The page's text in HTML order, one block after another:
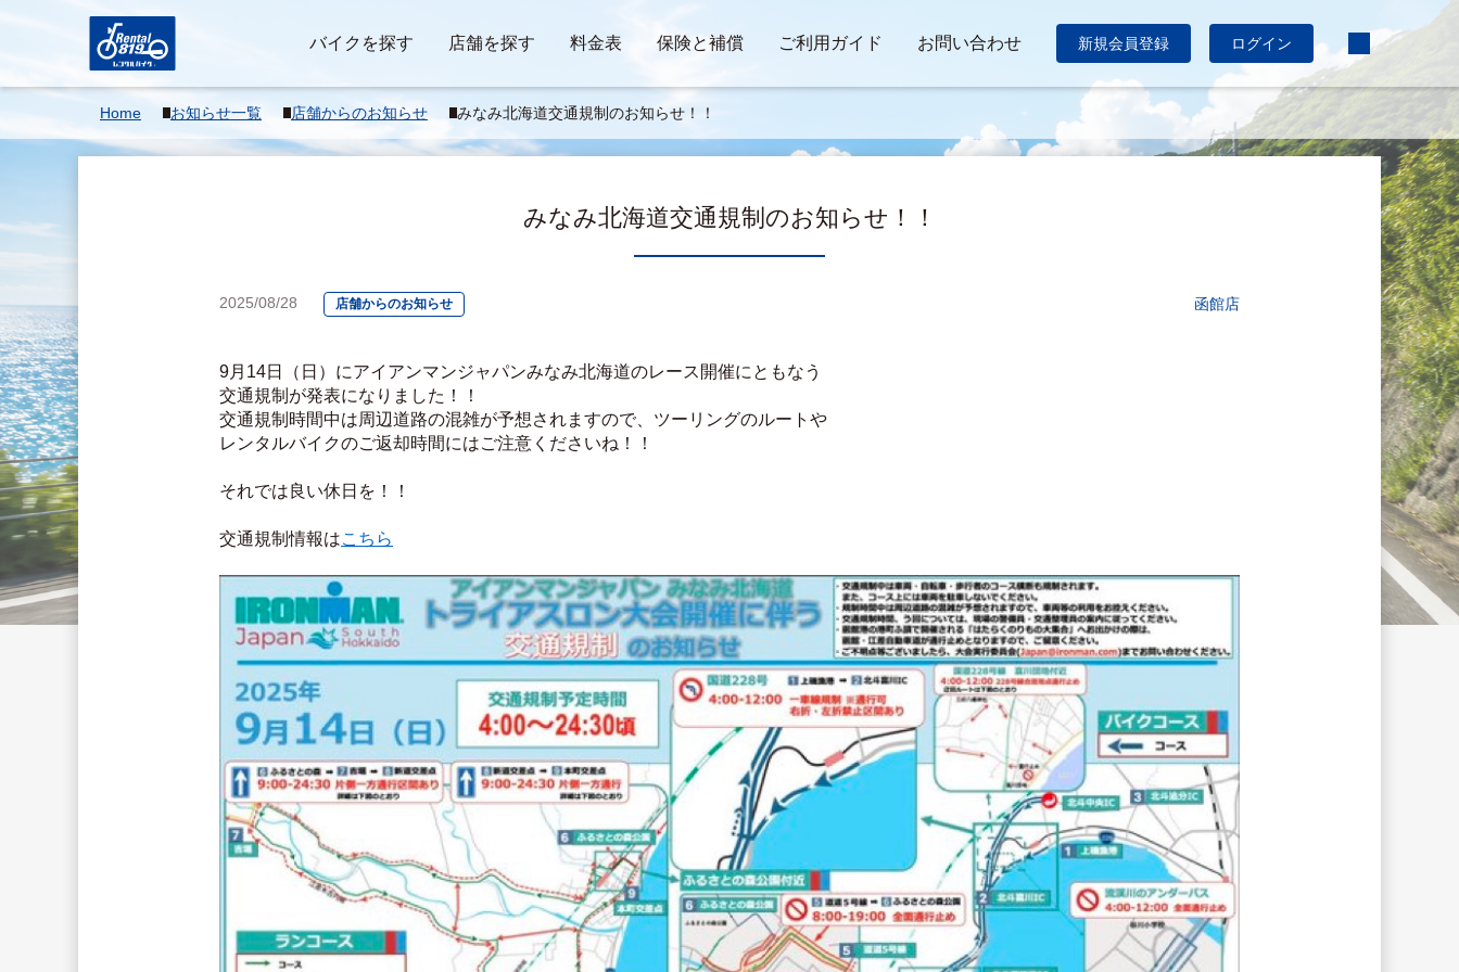
バイクを探す 店舗を探す 料金表 保険と補償 ご利用ガイド お問い合わせ 新規会員登録 ログイン
Home お知らせ一覧 店舗からのお知らせ みなみ北海道交通規制のお知らせ！！
みなみ北海道交通規制のお知らせ！！
2025/08/28 店舗からのお知らせ 函館店
9月14日（日）にアイアンマンジャパンみなみ北海道のレース開催にともなう
交通規制が発表になりました！！
交通規制時間中は周辺道路の混雑が予想されますので、ツーリングのルートや
レンタルバイクのご返却時間にはご注意くださいね！！
それでは良い休日を！！
交通規制情報はこちら